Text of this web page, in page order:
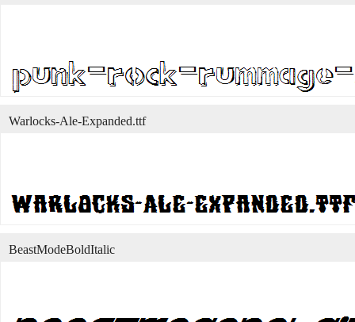
Warlocks-Ale-Expanded.ttf
BeastModeBoldItalic